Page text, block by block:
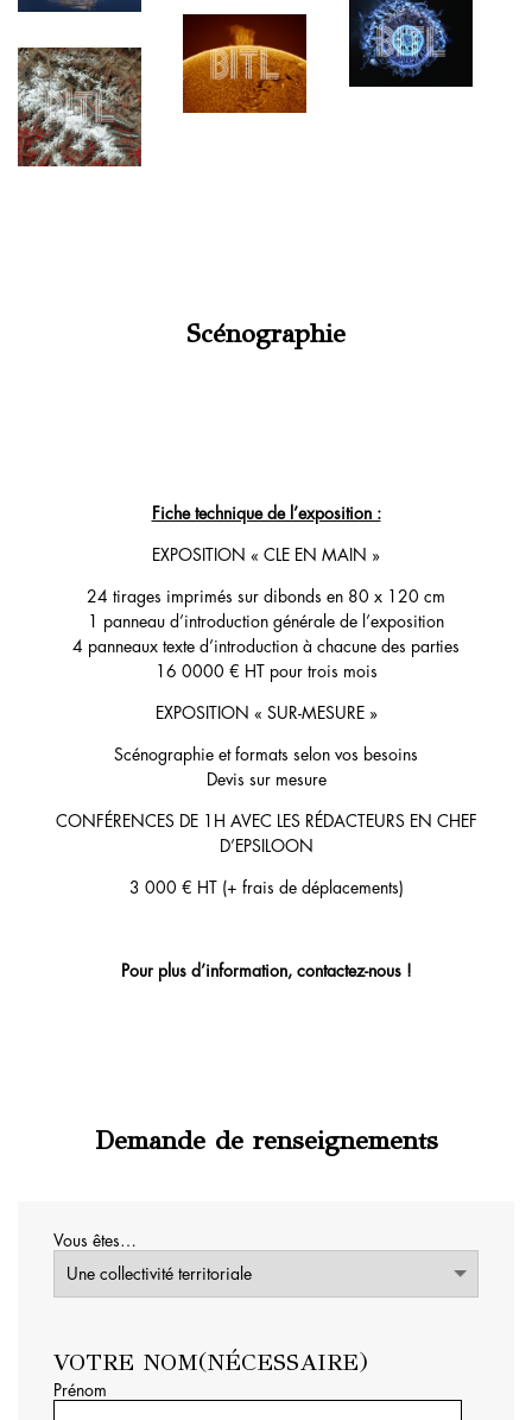
Scénographie
Fiche technique de l’exposition :
EXPOSITION « CLE EN MAIN »
24 tirages imprimés sur dibonds en 80 x 120 cm
1 panneau d’introduction générale de l’exposition
4 panneaux texte d’introduction à chacune des parties
16 0000 € HT pour trois mois
EXPOSITION « SUR-MESURE »
Scénographie et formats selon vos besoins
Devis sur mesure
CONFÉRENCES DE 1H AVEC LES RÉDACTEURS EN CHEF
D’EPSILOON
3 000 € HT (+ frais de déplacements)
Pour plus d’information, contactez-nous !
Demande de renseignements
Vous êtes…
VOTRE NOM(NÉCESSAIRE)
Prénom